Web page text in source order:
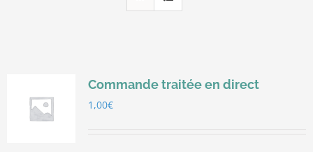
Commande traitée en direct
1,00€